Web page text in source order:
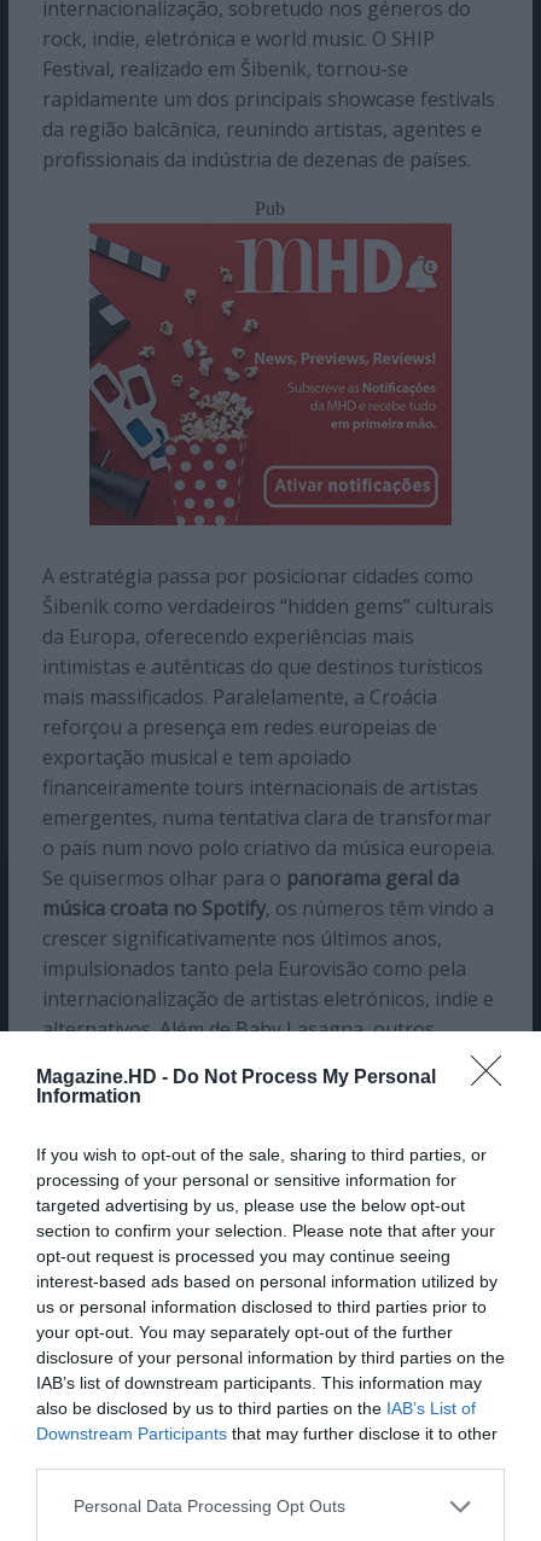
Magazine.HD - Do Not Process My Personal
Information
If you wish to opt-out of the sale, sharing to third parties, or
processing of your personal or sensitive information for
targeted advertising by us, please use the below opt-out
section to confirm your selection. Please note that after your
opt-out request is processed you may continue seeing
interest-based ads based on personal information utilized by
us or personal information disclosed to third parties prior to
your opt-out. You may separately opt-out of the further
disclosure of your personal information by third parties on the
IAB’s list of downstream participants. This information may
also be disclosed by us to third parties on the IAB’s List of
Downstream Participants that may further disclose it to other
Personal Data Processing Opt Outs
internacionalização, sobretudo nos géneros do
rock, indie, eletrónica e world music. O SHIP
Festival, realizado em Šibenik, tornou-se
rapidamente um dos principais showcase festivals
da região balcânica, reunindo artistas, agentes e
profissionais da indústria de dezenas de países.
Pub
A estratégia passa por posicionar cidades como
Šibenik como verdadeiros “hidden gems” culturais
da Europa, oferecendo experiências mais
intimistas e autênticas do que destinos turísticos
mais massificados. Paralelamente, a Croácia
reforçou a presença em redes europeias de
exportação musical e tem apoiado
financeiramente tours internacionais de artistas
emergentes, numa tentativa clara de transformar
o país num novo polo criativo da música europeia.
Se quisermos olhar para o panorama geral da
música croata no Spotify, os números têm vindo a
crescer significativamente nos últimos anos,
impulsionados tanto pela Eurovisão como pela
internacionalização de artistas eletrónicos, indie e
alternativos. Além de Baby Lasagna, outros
artistas croatas como Matroda, têm conseguido
alcançar números expressivos fora da região
playlists internacionais. A faixa “Disco Tool” de
Matroda, por exemplo, alcançou o primeiro lugar
na tabela de tech house do Beatport e alcançou
mais de um milhão de ouvintes mensais no
Spotify.
Quem é Baby Lasagna?
Por detrás da personagem de Baby Lasagna está
um músico que tem vindo a encontrar, de forma
cada vez mais natural, o seu próprio espaço
artístico. Natural de Umag e com passagem pela
banda Manntra, Marko Purišić criou este projeto